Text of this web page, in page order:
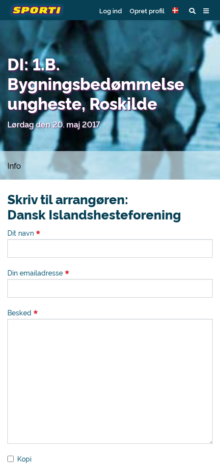
Log ind Opret profil
DI: 1.B.
Bygningsbedømmelse
ungheste, Roskilde
Lørdag den 20. maj 2017
Info
Skriv til arrangøren:
Dansk Islandshesteforening
Dit navn
Din emailadresse
Besked
Kopi